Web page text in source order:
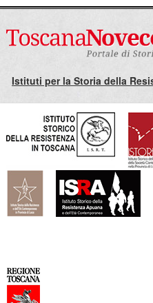
Istituti per la Storia della